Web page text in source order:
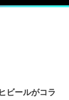
ビールがコラ